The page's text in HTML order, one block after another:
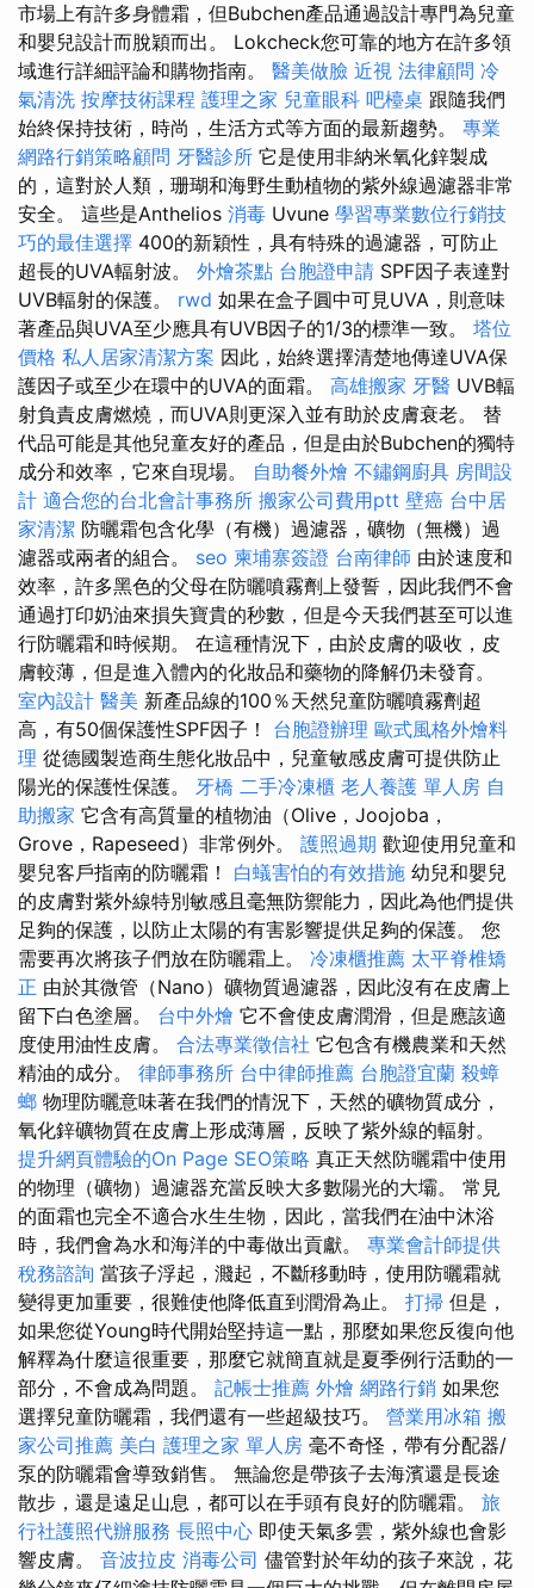
市場上有許多身體霜，但Bubchen產品通過設計專門為兒童
和嬰兒設計而脫穎而出。 Lokcheck您可靠的地方在許多領
域進行詳細評論和購物指南。 醫美做臉 近視 法律顧問 冷
氣清洗 按摩技術課程 護理之家 兒童眼科 吧檯桌 跟隨我們
始終保持技術，時尚，生活方式等方面的最新趨勢。 專業
網路行銷策略顧問 牙醫診所 它是使用非納米氧化鋅製成
的，這對於人類，珊瑚和海野生動植物的紫外線過濾器非常
安全。 這些是Anthelios 消毒 Uvune 學習專業數位行銷技
巧的最佳選擇 400的新穎性，具有特殊的過濾器，可防止
超長的UVA輻射波。 外燴茶點 台胞證申請 SPF因子表達對
UVB輻射的保護。 rwd 如果在盒子圓中可見UVA，則意味
著產品與UVA至少應具有UVB因子的1/3的標準一致。 塔位
價格 私人居家清潔方案 因此，始終選擇清楚地傳達UVA保
護因子或至少在環中的UVA的面霜。 高雄搬家 牙醫 UVB輻
射負責皮膚燃燒，而UVA則更深入並有助於皮膚衰老。 替
代品可能是其他兒童友好的產品，但是由於Bubchen的獨特
成分和效率，它來自現場。 自助餐外燴 不鏽鋼廚具 房間設
計 適合您的台北會計事務所 搬家公司費用ptt 壁癌 台中居
家清潔 防曬霜包含化學（有機）過濾器，礦物（無機）過
濾器或兩者的組合。 seo 柬埔寨簽證 台南律師 由於速度和
效率，許多黑色的父母在防曬噴霧劑上發誓，因此我們不會
通過打印奶油來損失寶貴的秒數，但是今天我們甚至可以進
行防曬霜和時候期。 在這種情況下，由於皮膚的吸收，皮
膚較薄，但是進入體內的化妝品和藥物的降解仍未發育。
室內設計 醫美 新產品線的100％天然兒童防曬噴霧劑超
高，有50個保護性SPF因子！ 台胞證辦理 歐式風格外燴料
理 從德國製造商生態化妝品中，兒童敏感皮膚可提供防止
陽光的保護性保護。 牙橋 二手冷凍櫃 老人養護 單人房 自
助搬家 它含有高質量的植物油（Olive，Joojoba，
Grove，Rapeseed）非常例外。 護照過期 歡迎使用兒童和
嬰兒客戶指南的防曬霜！ 白蟻害怕的有效措施 幼兒和嬰兒
的皮膚對紫外線特別敏感且毫無防禦能力，因此為他們提供
足夠的保護，以防止太陽的有害影響提供足夠的保護。 您
需要再次將孩子們放在防曬霜上。 冷凍櫃推薦 太平脊椎矯
正 由於其微管（Nano）礦物質過濾器，因此沒有在皮膚上
留下白色塗層。 台中外燴 它不會使皮膚潤滑，但是應該適
度使用油性皮膚。 合法專業徵信社 它包含有機農業和天然
精油的成分。 律師事務所 台中律師推薦 台胞證宜蘭 殺蟑
螂 物理防曬意味著在我們的情況下，天然的礦物質成分，
氧化鋅礦物質在皮膚上形成薄層，反映了紫外線的輻射。
提升網頁體驗的On Page SEO策略 真正天然防曬霜中使用
的物理（礦物）過濾器充當反映大多數陽光的大壩。 常見
的面霜也完全不適合水生生物，因此，當我們在油中沐浴
時，我們會為水和海洋的中毒做出貢獻。 專業會計師提供
稅務諮詢 當孩子浮起，濺起，不斷移動時，使用防曬霜就
變得更加重要，很難使他降低直到潤滑為止。 打掃 但是，
如果您從Young時代開始堅持這一點，那麼如果您反復向他
解釋為什麼這很重要，那麼它就簡直就是夏季例行活動的一
部分，不會成為問題。 記帳士推薦 外燴 網路行銷 如果您
選擇兒童防曬霜，我們還有一些超級技巧。 營業用冰箱 搬
家公司推薦 美白 護理之家 單人房 毫不奇怪，帶有分配器/
泵的防曬霜會導致銷售。 無論您是帶孩子去海濱還是長途
散步，還是遠足山息，都可以在手頭有良好的防曬霜。 旅
行社護照代辦服務 長照中心 即使天氣多雲，紫外線也會影
響皮膚。 音波拉皮 消毒公司 儘管對於年幼的孩子來說，花